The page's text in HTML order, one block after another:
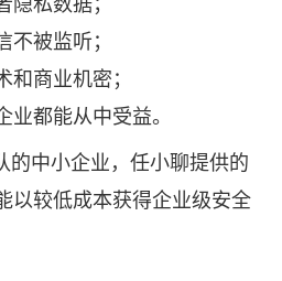
隐私数据；
不被监听；
和商业机密；
都能从中受益。
的中小企业，任小聊提供的
以较低成本获得企业级安全